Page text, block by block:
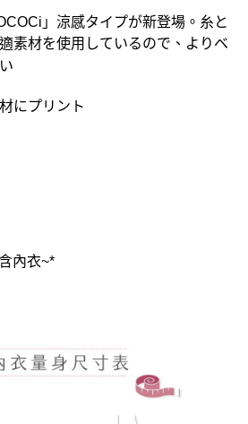
」涼感タイプが新登場。糸と
素材を使用しているので、よりベ
にプリント
內衣~*